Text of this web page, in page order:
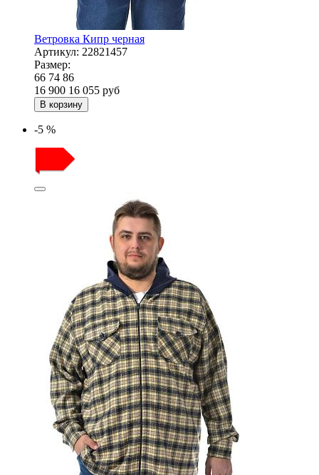
Ветровка Кипр черная
Артикул: 22821457
Размер:
66 74 86
16 900 16 055 руб
В корзину
-5 %